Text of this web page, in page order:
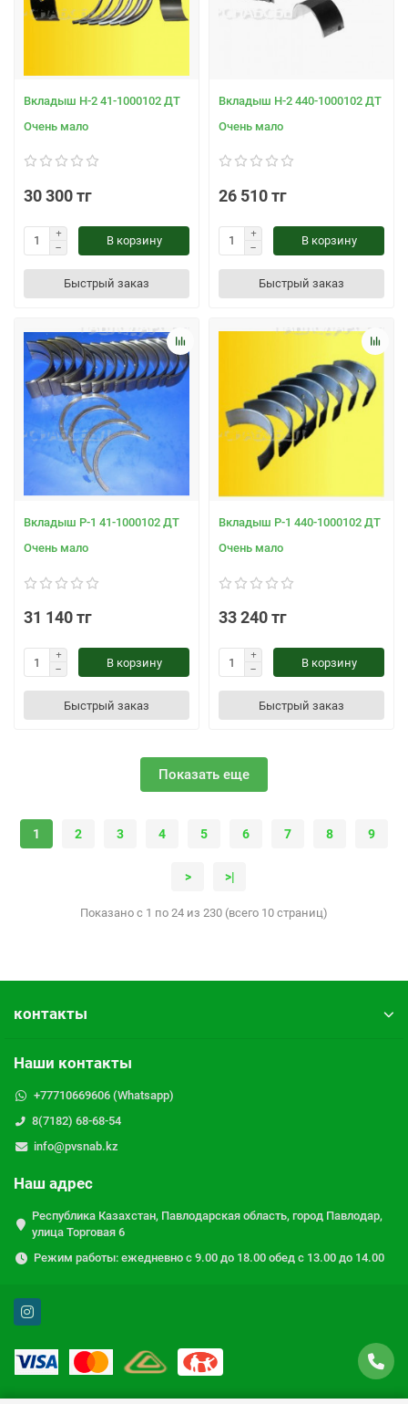
Вкладыш Н-2 41-1000102 ДТ
Очень мало
30 300 тг
В корзину
Быстрый заказ
Вкладыш Н-2 440-1000102 ДТ
Очень мало
26 510 тг
В корзину
Быстрый заказ
Вкладыш Р-1 41-1000102 ДТ
Очень мало
31 140 тг
В корзину
Быстрый заказ
Вкладыш Р-1 440-1000102 ДТ
Очень мало
33 240 тг
В корзину
Быстрый заказ
Показать еще
1 2 3 4 5 6 7 8 9
> >|
Показано с 1 по 24 из 230 (всего 10 страниц)
контакты
Наши контакты
+77710669606 (Whatsapp)
8(7182) 68-68-54
info@pvsnab.kz
Наш адрес
Республика Казахстан, Павлодарская область, город Павлодар,
улица Торговая 6
Режим работы: ежедневно с 9.00 до 18.00 обед с 13.00 до 14.00